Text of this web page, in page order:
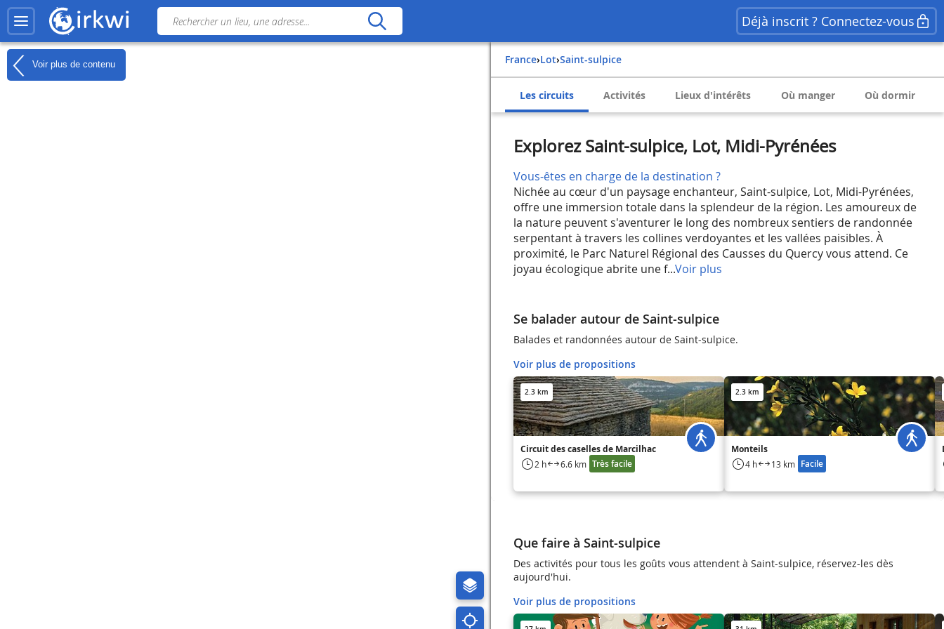
Déjà inscrit ? Connectez-vous
Voir plus de contenu France› Lot› Saint-sulpice
Les circuits Activités Lieux d'intérêts Où manger Où dormir
Explorez Saint-sulpice, Lot, Midi-Pyrénées
Vous-êtes en charge de la destination ?
Nichée au cœur d'un paysage enchanteur, Saint-sulpice, Lot, Midi-Pyrénées,
offre une immersion totale dans la splendeur de la région. Les amoureux de
la nature peuvent s'aventurer le long des nombreux sentiers de randonnée
serpentant à travers les collines verdoyantes et les vallées paisibles. À
proximité, le Parc Naturel Régional des Causses du Quercy vous attend. Ce
joyau écologique abrite une f...Voir plus
Se balader autour de Saint-sulpice
Balades et randonnées autour de Saint-sulpice.
Voir plus de propositions
2.3 km
Circuit des caselles de Marcilhac
2 h 6.6 km Très facile
2.3 km
Monteils
4 h 13 km Facile
Que faire à Saint-sulpice
Des activités pour tous les goûts vous attendent à Saint-sulpice, réservez-les dès
aujourd'hui.
Voir plus de propositions